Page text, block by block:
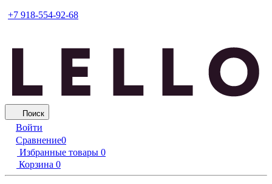
+7 918-554-92-68
Поиск
Войти
Сравнение0
Избранные товары 0
Корзина 0